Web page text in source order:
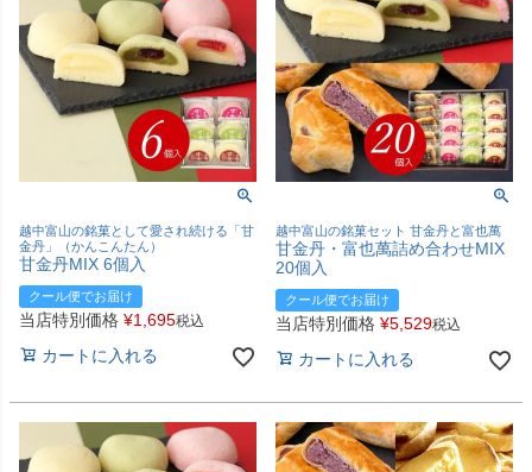
越中富山の銘菓として愛され続ける「甘
金丹」（かんこんたん）
甘金丹MIX 6個入
クール便でお届け
当店特別価格 ¥1,695税込
カートに入れる
越中富山の銘菓セット 甘金丹と富也萬
甘金丹・富也萬詰め合わせMIX
20個入
クール便でお届け
当店特別価格 ¥5,529税込
カートに入れる